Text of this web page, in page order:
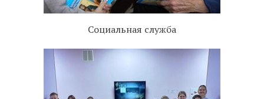
Социальная служба